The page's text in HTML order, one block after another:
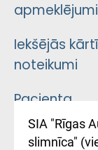
apmeklējumi
Iekšējās
noteikumi
Pacienta
SIA "Rīgas
slimnīca"